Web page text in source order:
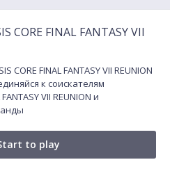
CORE FINAL FANTASY VII
CORE FINAL FANTASY VII REUNION
к соискателям
VII REUNION и
to play